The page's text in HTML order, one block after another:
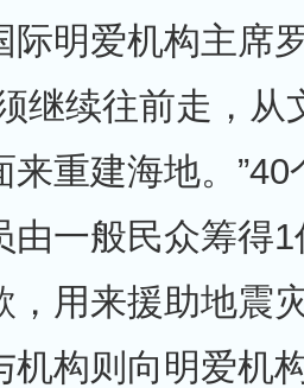
际明爱机构主席
继续往前走，从
来重建海地。”40
由一般民众筹得
，用来援助地震
机构则向明爱机